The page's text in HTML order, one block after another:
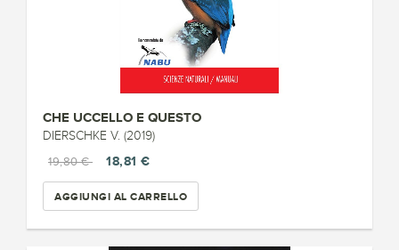
CHE UCCELLO E QUESTO
DIERSCHKE V. (2019)
19,80 €
18,81 €
AGGIUNGI AL CARRELLO